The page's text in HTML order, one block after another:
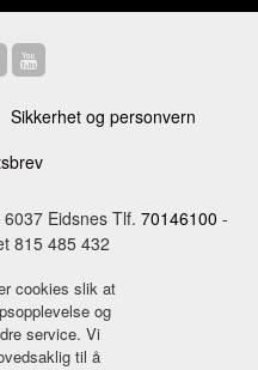
Sikkerhet og personvern
Eidsnes Tlf. 70146100 -
815 485 432
cookies slik at
og
service. Vi
til å